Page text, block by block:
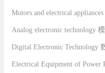
Motors and electrical appliances
Analog electronic technology
Digital Electronic Technology
Electrical Equipment of Power